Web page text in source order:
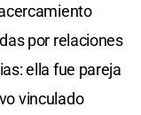
por relaciones
ella fue pareja
vinculado